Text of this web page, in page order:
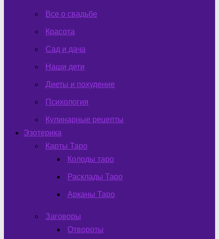
Все о свадьбе
Красота
Сад и дача
Наши дети
Диеты и похудение
Психология
Кулинарные рецепты
Эзотерика
Карты Таро
Колоды таро
Расклады Таро
Арканы Таро
Заговоры
Отвороты